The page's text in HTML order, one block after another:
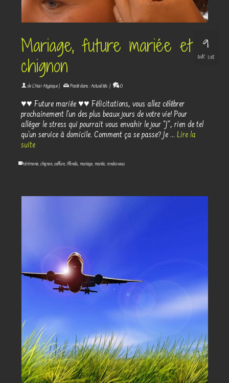
9
AVR 2018
Mariage, future mariée et
chignon
deL'Hair Atypique| Posté dans :Actualités | 0
♥♥ Future mariée ♥♥ Félicitations, vous allez célébrer
prochainement l'un des plus beaux jours de votre vie! Pour
alléger le stress qui pourrait vous envahir le jour "J", rien de tel
qu'un service à domicile. Comment ça se passe? Je … Lire la
suite
cérémonie, chignon, coiffure, Iffendic, mariage, mariée, rendez-vous